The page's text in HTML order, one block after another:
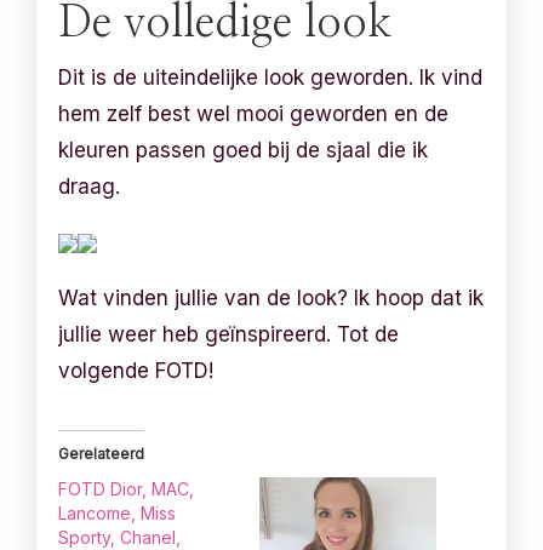
De volledige look
Dit is de uiteindelijke look geworden. Ik vind
hem zelf best wel mooi geworden en de
kleuren passen goed bij de sjaal die ik
draag.
Wat vinden jullie van de look? Ik hoop dat ik
jullie weer heb geïnspireerd. Tot de
volgende FOTD!
Gerelateerd
FOTD Dior, MAC,
Lancome, Miss
Sporty, Chanel,